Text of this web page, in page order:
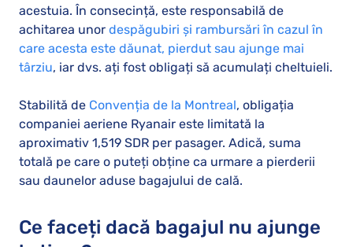
acestuia. În consecință, este responsabilă de
achitarea unor despăgubiri și rambursări în cazul în
care acesta este dăunat, pierdut sau ajunge mai
târziu, iar dvs. ați fost obligați să acumulați cheltuieli.
Stabilită de Convenția de la Montreal, obligația
companiei aeriene Ryanair este limitată la
aproximativ 1,519 SDR per pasager. Adică, suma
totală pe care o puteți obține ca urmare a pierderii
sau daunelor aduse bagajului de cală.
Ce faceți dacă bagajul nu ajunge